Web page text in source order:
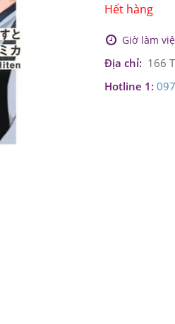
Hết hàng
Giờ làm
Địa chỉ: 166
Hotline 1: